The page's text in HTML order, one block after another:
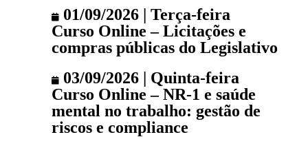
01/09/2026 | Terça-feira
Curso Online – Licitações e
compras públicas do Legislativo
03/09/2026 | Quinta-feira
Curso Online – NR-1 e saúde
mental no trabalho: gestão de
riscos e compliance